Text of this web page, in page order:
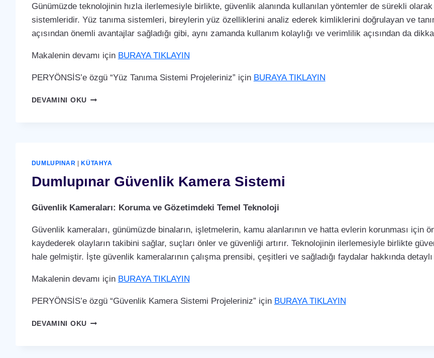
Günümüzde teknolojinin hızla ilerlemesiyle birlikte, güvenlik alanında kullanılan yöntemler de sürekli
sistemleridir. Yüz tanıma sistemleri, bireylerin yüz özelliklerini analiz ederek kimliklerini doğrulayan ve
açısından önemli avantajlar sağladığı gibi, aynı zamanda kullanım kolaylığı ve verimlilik açısından da
Makalenin devamı için BURAYA TIKLAYIN
PERYÖNSİS’e özgü “Yüz Tanıma Sistemi Projeleriniz” için BURAYA TIKLAYIN
DEVAMINI OKUDUMLUPINAR
DUMLUPINAR KÜTAHYA
Dumlupınar Güvenlik Kamera Sistemi
Güvenlik Kameraları: Koruma ve Gözetimdeki Temel Teknoloji
Güvenlik kameraları, günümüzde binaların, işletmelerin, kamu alanlarının ve hatta evlerin korunması için
kaydederek olayların takibini sağlar, suçları önler ve güvenliği artırır. Teknolojinin ilerlemesiyle birlikte
hale gelmiştir. İşte güvenlik kameralarının çalışma prensibi, çeşitleri ve sağladığı faydalar hakkında
Makalenin devamı için BURAYA TIKLAYIN
PERYÖNSİS’e özgü “Güvenlik Kamera Sistemi Projeleriniz” için BURAYA TIKLAYIN
DEVAMINI OKUDUMLUPINAR